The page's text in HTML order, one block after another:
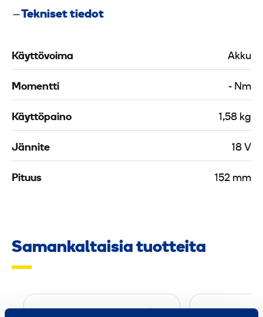
Tekniset tiedot
Käyttövoima Akku
Momentti - Nm
Käyttöpaino 1,58 kg
Jännite 18 V
Pituus 152 mm
Samankaltaisia tuotteita